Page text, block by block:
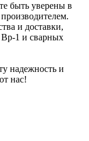
быть уверены в
и доставки,
Вр-1 и сварных
надежность и
нас!